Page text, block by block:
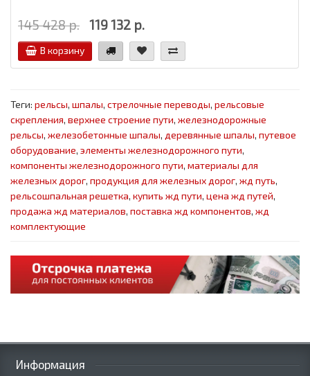
145 428 р. 119 132 р.
В корзину
Теги: рельсы, шпалы, стрелочные переводы, рельсовые
скрепления, верхнее строение пути, железнодорожные
рельсы, железобетонные шпалы, деревянные шпалы, путевое
оборудование, элементы железнодорожного пути,
компоненты железнодорожного пути, материалы для
железных дорог, продукция для железных дорог, жд путь,
рельсошпальная решетка, купить жд пути, цена жд путей,
продажа жд материалов, поставка жд компонентов, жд
комплектующие
Информация